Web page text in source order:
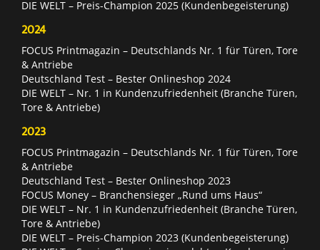
DIE WELT – Preis-Champion 2025 (Kundenbegeisterung)
2024
FOCUS Printmagazin – Deutschlands Nr. 1 für Türen, Tore
& Antriebe
Deutschland Test – Bester Onlineshop 2024
DIE WELT – Nr. 1 in Kundenzufriedenheit (Branche Türen,
Tore & Antriebe)
2023
FOCUS Printmagazin – Deutschlands Nr. 1 für Türen, Tore
& Antriebe
Deutschland Test – Bester Onlineshop 2023
FOCUS Money – Branchensieger „Rund ums Haus“
DIE WELT – Nr. 1 in Kundenzufriedenheit (Branche Türen,
Tore & Antriebe)
DIE WELT – Preis-Champion 2023 (Kundenbegeisterung)